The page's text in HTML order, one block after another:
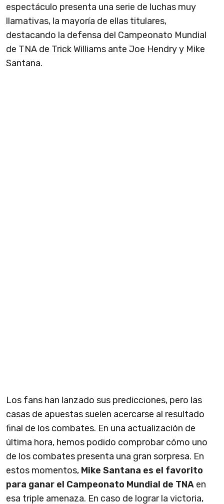
espectáculo presenta una serie de luchas muy
llamativas, la mayoría de ellas titulares,
destacando la defensa del Campeonato Mundial
de TNA de Trick Williams ante Joe Hendry y Mike
Santana.
Los fans han lanzado sus predicciones, pero las
casas de apuestas suelen acercarse al resultado
final de los combates. En una actualización de
última hora, hemos podido comprobar cómo uno
de los combates presenta una gran sorpresa. En
estos momentos, Mike Santana es el favorito
para ganar el Campeonato Mundial de TNA en
esa triple amenaza. En caso de lograr la victoria,